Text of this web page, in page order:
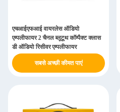
एचआईएफआई वायरलेस ऑडियो
एम्पलीफायर 2 चैनल ब्लूटूथ कॉम्पैक्ट क्लास
डी ऑडियो रिसीवर एम्पलीफायर
सबसे अच्छी कीमत पाएं